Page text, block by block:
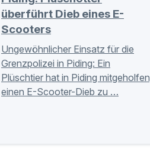
überführt Dieb eines E-
Scooters
Ungewöhnlicher Einsatz für die
Grenzpolizei in Piding: Ein
Plüschtier hat in Piding mitgeholfen,
einen E-Scooter-Dieb zu …